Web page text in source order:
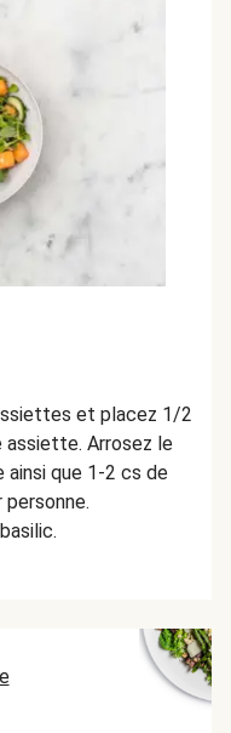
et placez 1/2
assiette. Arrosez le
que 1-2 cs de
personne.